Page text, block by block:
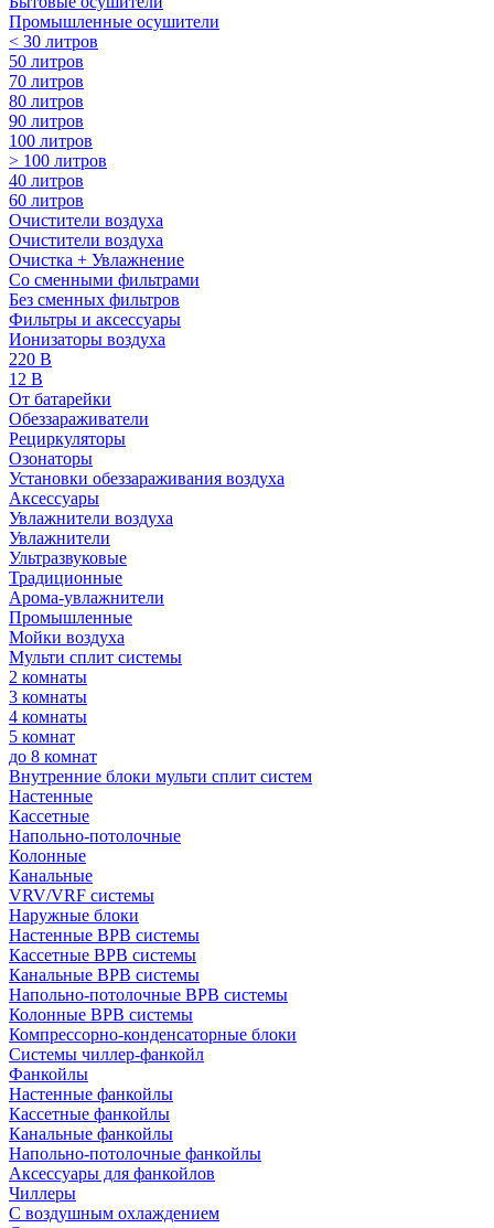
Промышленные осушители
< 30 литров
50 литров
70 литров
80 литров
90 литров
100 литров
> 100 литров
40 литров
60 литров
Очистители воздуха
Очистители воздуха
Очистка + Увлажнение
Cо сменными фильтрами
Без сменных фильтров
Фильтры и аксессуары
Ионизаторы воздуха
220 В
12 В
От батарейки
Обеззараживатели
Рециркуляторы
Озонаторы
Установки обеззараживания воздуха
Аксессуары
Увлажнители воздуха
Увлажнители
Ультразвуковые
Традиционные
Арома-увлажнители
Промышленные
Мойки воздуха
Мульти сплит системы
2 комнаты
3 комнаты
4 комнаты
5 комнат
до 8 комнат
Внутренние блоки мульти сплит систем
Настенные
Кассетные
Напольно-потолочные
Колонные
Канальные
VRV/VRF системы
Наружные блоки
Настенные ВРВ системы
Кассетные ВРВ системы
Канальные ВРВ системы
Напольно-потолочные ВРВ системы
Колонные ВРВ системы
Компрессорно-конденсаторные блоки
Системы чиллер-фанкойл
Фанкойлы
Настенные фанкойлы
Кассетные фанкойлы
Канальные фанкойлы
Напольно-потолочные фанкойлы
Аксессуары для фанкойлов
Чиллеры
С воздушным охлаждением